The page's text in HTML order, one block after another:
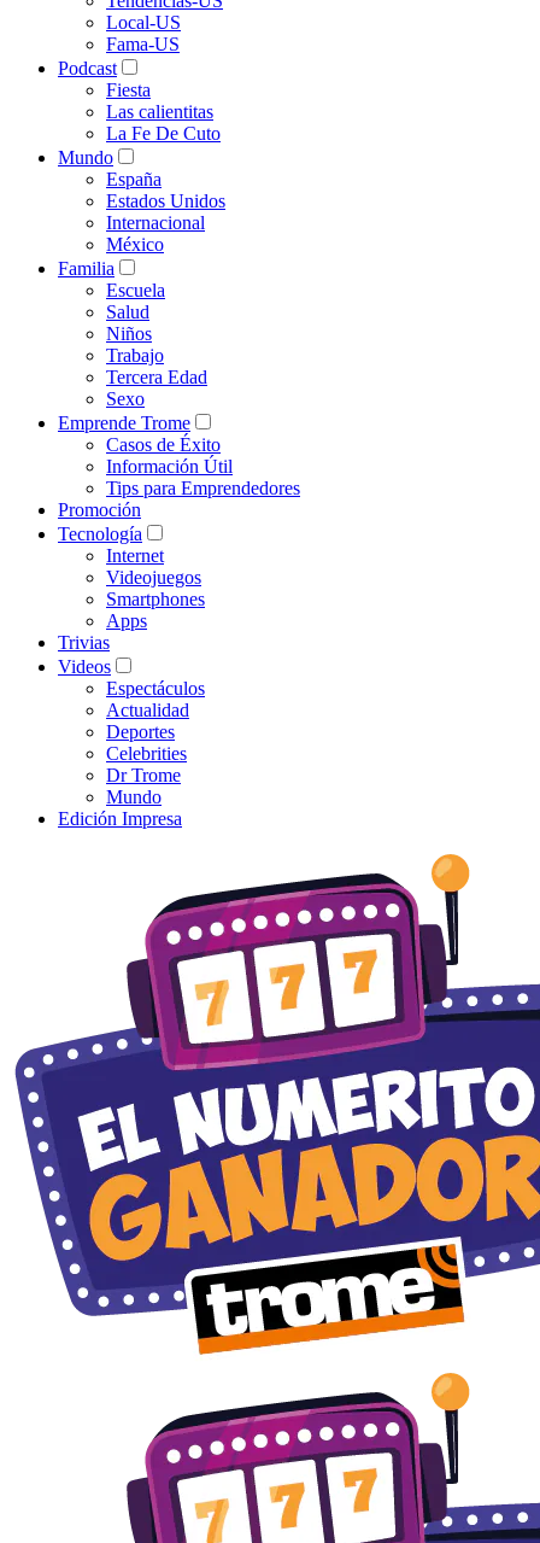
Local-US
Fama-US
Podcast
Fiesta
Las calientitas
La Fe De Cuto
Mundo
España
Estados Unidos
Internacional
México
Familia
Escuela
Salud
Niños
Trabajo
Tercera Edad
Sexo
Emprende Trome
Casos de Éxito
Información Útil
Tips para Emprendedores
Promoción
Tecnología
Internet
Videojuegos
Smartphones
Apps
Trivias
Videos
Espectáculos
Actualidad
Deportes
Celebrities
Dr Trome
Mundo
Edición Impresa